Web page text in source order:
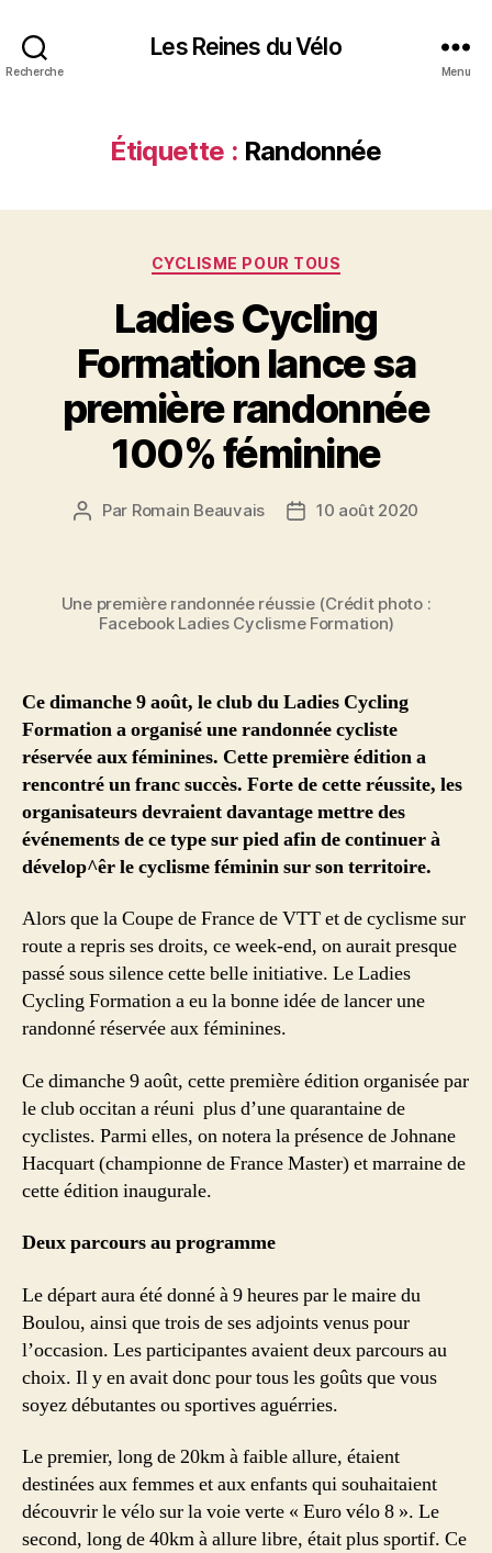
Recherche
Les Reines du Vélo
Menu
Étiquette : Randonnée
Catégories
CYCLISME POUR TOUS
Ladies Cycling
Formation lance sa
première randonnée
100% féminine
Auteur
Par Romain Beauvais
Date10 août 2020
Une première randonnée réussie (Crédit photo :
Facebook Ladies Cyclisme Formation)
Ce dimanche 9 août, le club du Ladies Cycling
Formation a organisé une randonnée cycliste
réservée aux féminines. Cette première édition a
rencontré un franc succès. Forte de cette réussite, les
organisateurs devraient davantage mettre des
événements de ce type sur pied afin de continuer à
dévelop^êr le cyclisme féminin sur son territoire.
Alors que la Coupe de France de VTT et de cyclisme sur
route a repris ses droits, ce week-end, on aurait presque
passé sous silence cette belle initiative. Le Ladies
Cycling Formation a eu la bonne idée de lancer une
randonné réservée aux féminines.
Ce dimanche 9 août, cette première édition organisée par
le club occitan a réuni plus d’une quarantaine de
cyclistes. Parmi elles, on notera la présence de Johnane
Hacquart (championne de France Master) et marraine de
cette édition inaugurale.
Deux parcours au programme
Le départ aura été donné à 9 heures par le maire du
Boulou, ainsi que trois de ses adjoints venus pour
l’occasion. Les participantes avaient deux parcours au
choix. Il y en avait donc pour tous les goûts que vous
soyez débutantes ou sportives aguérries.
Le premier, long de 20km à faible allure, étaient
destinées aux femmes et aux enfants qui souhaitaient
découvrir le vélo sur la voie verte « Euro vélo 8 ». Le
second, long de 40km à allure libre, était plus sportif. Ce